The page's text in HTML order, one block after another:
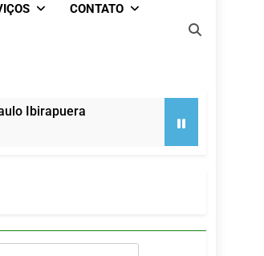
CONTATO
Ibirapuera
infraestrutura